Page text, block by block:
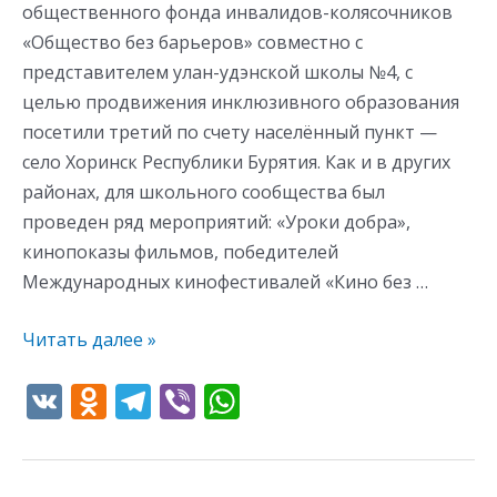
общественного фонда инвалидов-колясочников
«Общество без барьеров» совместно с
представителем улан-удэнской школы №4, с
целью продвижения инклюзивного образования
посетили третий по счету населённый пункт —
село Хоринск Республики Бурятия. Как и в других
районах, для школьного сообщества был
проведен ряд мероприятий: «Уроки добра»,
кинопоказы фильмов, победителей
Международных кинофестивалей «Кино без …
Читать далее »
V O
n
T
e
Vi
er at